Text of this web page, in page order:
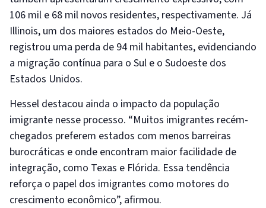
106 mil e 68 mil novos residentes, respectivamente. Já
Illinois, um dos maiores estados do Meio-Oeste,
registrou uma perda de 94 mil habitantes, evidenciando
a migração contínua para o Sul e o Sudoeste dos
Estados Unidos.
Hessel destacou ainda o impacto da população
imigrante nesse processo. “Muitos imigrantes recém-
chegados preferem estados com menos barreiras
burocráticas e onde encontram maior facilidade de
integração, como Texas e Flórida. Essa tendência
reforça o papel dos imigrantes como motores do
crescimento econômico”, afirmou.